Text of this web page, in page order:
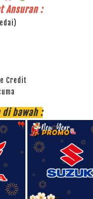
Ansuran :
Credit
di bawah :